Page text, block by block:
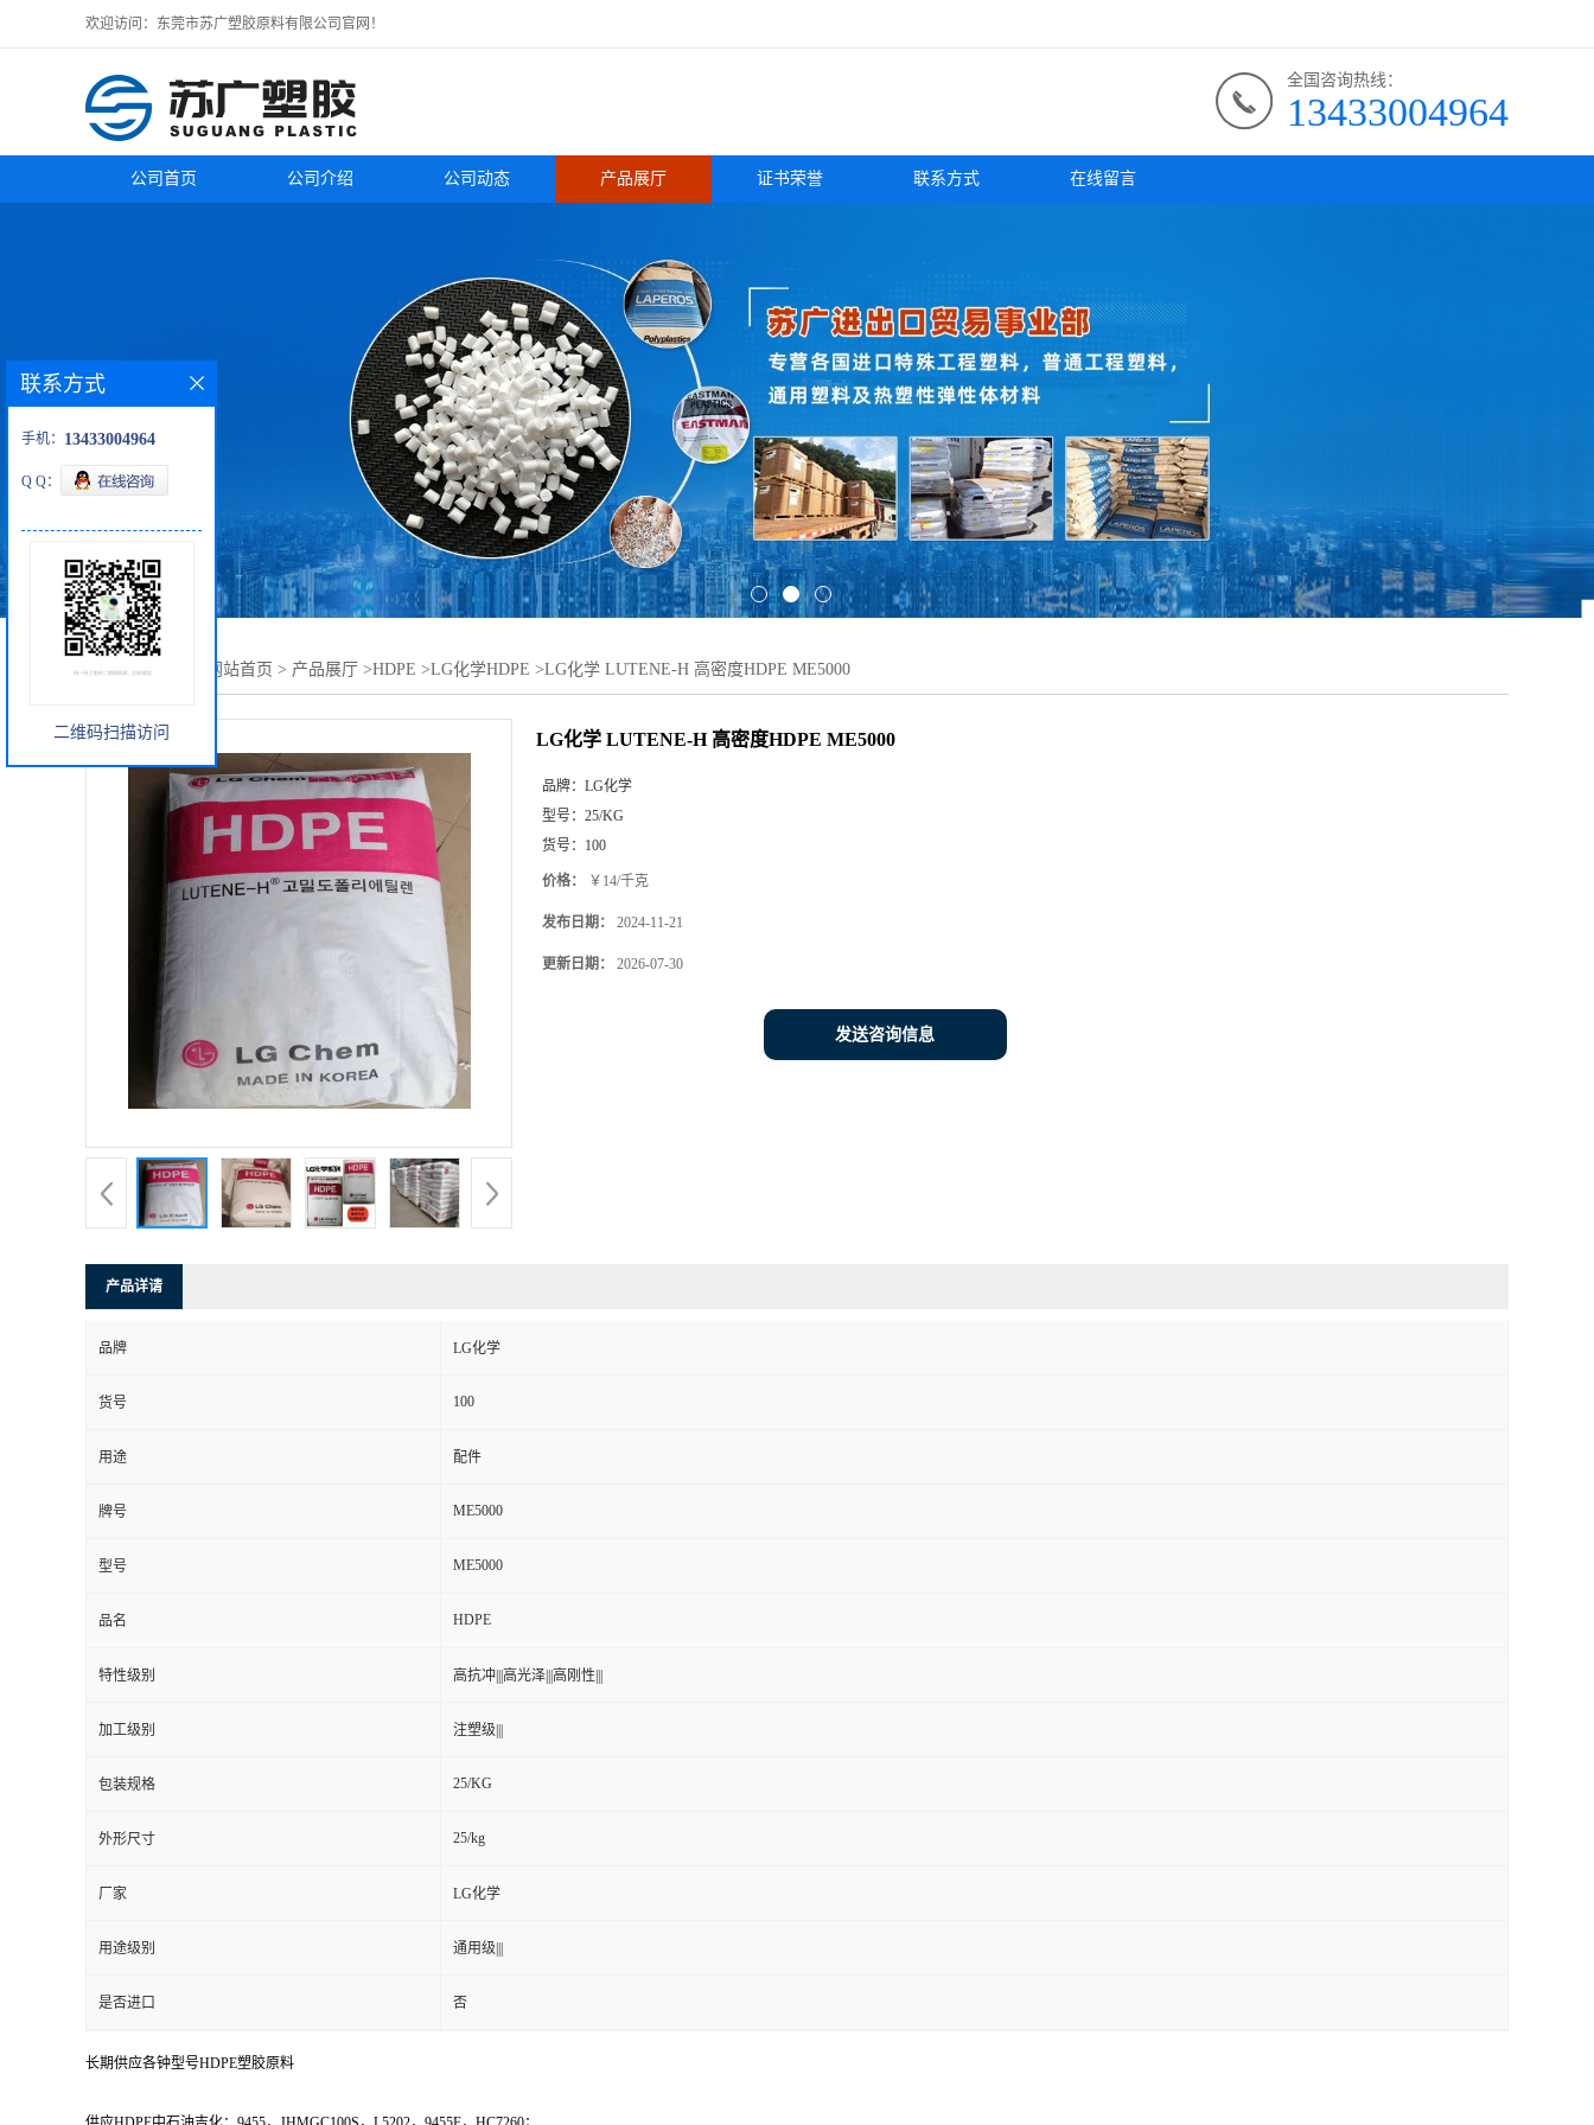
欢迎访问：东莞市苏广塑胶原料有限公司官网！
全国咨询热线：
13433004964
公司首页 公司介绍 公司动态 产品展厅 证书荣誉 联系方式 在线留言
您当前的位置： 网站首页 > 产品展厅 >HDPE >LG化学HDPE >LG化学 LUTENE-H 高密度HDPE ME5000
LG化学 LUTENE-H 高密度HDPE ME5000
品牌： LG化学
型号： 25/KG
货号： 100
价格： ￥14/千克
发布日期： 2024-11-21
更新日期： 2026-07-30
发送咨询信息
产品详请
品牌 LG化学
货号 100
用途 配件
牌号 ME5000
型号 ME5000
品名 HDPE
特性级别 高抗冲|||高光泽|||高刚性|||
加工级别 注塑级|||
包装规格 25/KG
外形尺寸 25/kg
厂家 LG化学
用途级别 通用级|||
是否进口 否
长期供应各钟型号HDPE塑胶原料
联系方式
手机： 13433004964
Q Q：
二维码扫描访问